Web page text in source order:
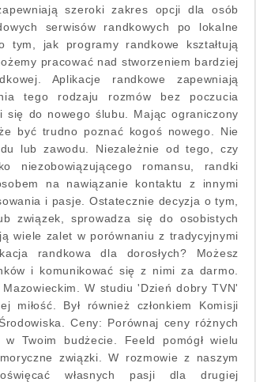
szeroki zakres opcji dla osób
serwisów randkowych po lokalne
tym, jak programy randkowe kształtują
pracować nad stworzeniem bardziej
Aplikacje randkowe zapewniają
tego rodzaju rozmów bez poczucia
do nowego ślubu. Mając ograniczony
być trudno poznać kogoś nowego. Nie
lub zawodu. Niezależnie od tego, czy
niezobowiązującego romansu, randki
na nawiązanie kontaktu z innymi
i pasje. Ostatecznie decyzja o tym,
związek, sprowadza się do osobistych
wiele zalet w porównaniu z tradycyjnymi
randkowa dla dorosłych? Możesz
i komunikować się z nimi za darmo.
W studiu 'Dzień dobry TVN'
miłość. Był również członkiem Komisji
Ceny: Porównaj ceny różnych
Twoim budżecie. Feeld pomógł wielu
związki. W rozmowie z naszym
własnych pasji dla drugiej